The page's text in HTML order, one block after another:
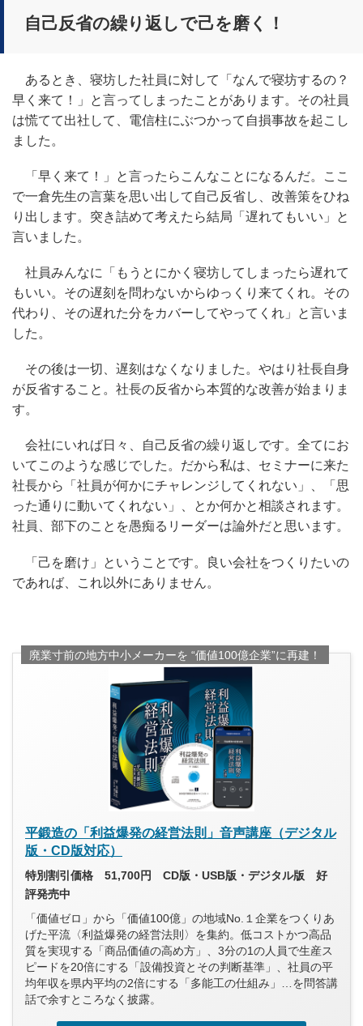
自己反省の繰り返しで己を磨く！
あるとき、寝坊した社員に対して「なんで寝坊するの？
早く来て！」と言ってしまったことがあります。その社員
は慌てて出社して、電信柱にぶつかって自損事故を起こし
ました。
「早く来て！」と言ったらこんなことになるんだ。ここ
で一倉先生の言葉を思い出して自己反省し、改善策をひね
り出します。突き詰めて考えたら結局「遅れてもいい」と
言いました。
社員みんなに「もうとにかく寝坊してしまったら遅れて
もいい。その遅刻を問わないからゆっくり来てくれ。その
代わり、その遅れた分をカバーしてやってくれ」と言いま
した。
その後は一切、遅刻はなくなりました。やはり社長自身
が反省すること。社長の反省から本質的な改善が始まりま
す。
会社にいれば日々、自己反省の繰り返しです。全てにお
いてこのような感じでした。だから私は、セミナーに来た
社長から「社員が何かにチャレンジしてくれない」、「思
った通りに動いてくれない」、とか何かと相談されます。
社員、部下のことを愚痴るリーダーは論外だと思います。
「己を磨け」ということです。良い会社をつくりたいの
であれば、これ以外にありません。
廃業寸前の地方中小メーカーを “価値100億企業”に再建！
平鍛造の「利益爆発の経営法則」音声講座（デジタル
版・CD版対応）
特別割引価格 51,700円 CD版・USB版・デジタル版 好
評発売中
「価値ゼロ」から「価値100億」の地域No.１企業をつくりあ
げた平流〈利益爆発の経営法則〉を集約。低コストかつ高品
質を実現する「商品価値の高め方」、3分の1の人員で生産ス
ピードを20倍にする「設備投資とその判断基準」、社員の平
均年収を県内平均の2倍にする「多能工の仕組み」…を問答講
話で余すところなく披露。